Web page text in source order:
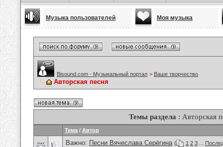
Музыка пользователей Моя музыка
Bisound.com - Музыкальный портал > Ваше творчество
Авторская песня
Темы раздела : Авторская
Тема / Автор
Важно: Песни Вячеслава Серёгина ( 1 2 3